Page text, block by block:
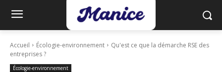
Accueil Écologie-environnement
Qu'est ce que la démarche RSE des
entreprises ?
Écologie-environnement